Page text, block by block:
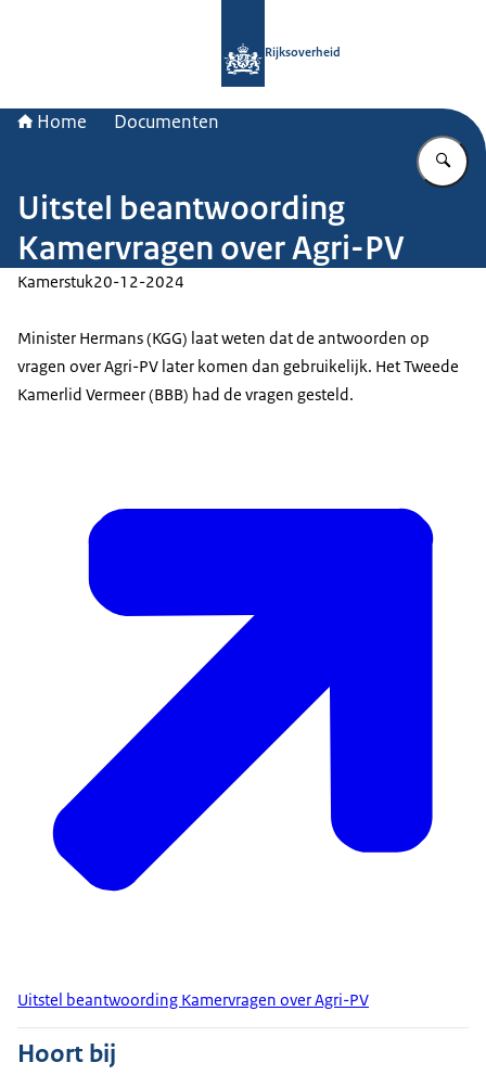
Rijksoverheid
Home Documenten
Uitstel beantwoording
Kamervragen over Agri-PV
Kamerstuk20-12-2024
Minister Hermans (KGG) laat weten dat de antwoorden op
vragen over Agri-PV later komen dan gebruikelijk. Het Tweede
Kamerlid Vermeer (BBB) had de vragen gesteld.
Uitstel beantwoording Kamervragen over Agri-PV
Hoort bij